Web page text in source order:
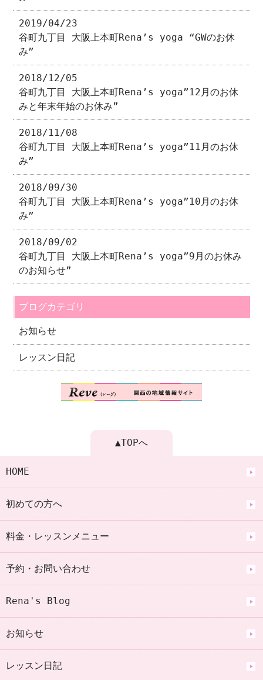
2019/04/23
谷町九丁目 大阪上本町Rena’s yoga “GWのお休
み”
2018/12/05
谷町九丁目 大阪上本町Rena’s yoga”12月のお休
みと年末年始のお休み”
2018/11/08
谷町九丁目 大阪上本町Rena’s yoga”11月のお休
み”
2018/09/30
谷町九丁目 大阪上本町Rena’s yoga”10月のお休
み”
2018/09/02
谷町九丁目 大阪上本町Rena’s yoga”9月のお休み
のお知らせ”
ブログカテゴリ
お知らせ
レッスン日記
▲TOPへ
HOME
初めての方へ
料金・レッスンメニュー
予約・お問い合わせ
Rena's Blog
お知らせ
レッスン日記